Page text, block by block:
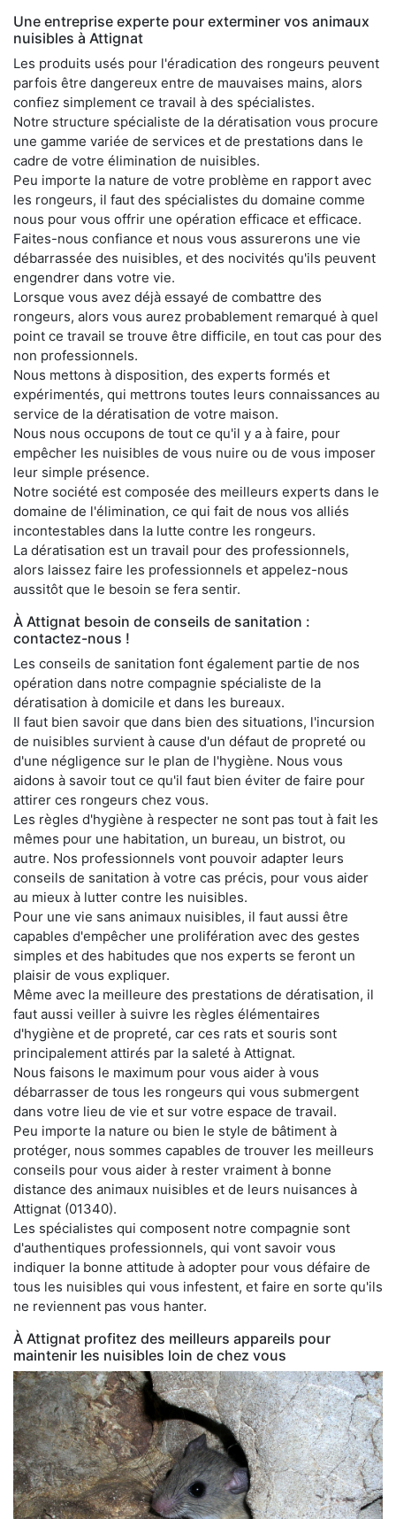
Une entreprise experte pour exterminer vos animaux
nuisibles à Attignat
Les produits usés pour l'éradication des rongeurs peuvent
parfois être dangereux entre de mauvaises mains, alors
confiez simplement ce travail à des spécialistes.
Notre structure spécialiste de la dératisation vous procure
une gamme variée de services et de prestations dans le
cadre de votre élimination de nuisibles.
Peu importe la nature de votre problème en rapport avec
les rongeurs, il faut des spécialistes du domaine comme
nous pour vous offrir une opération efficace et efficace.
Faites-nous confiance et nous vous assurerons une vie
débarrassée des nuisibles, et des nocivités qu'ils peuvent
engendrer dans votre vie.
Lorsque vous avez déjà essayé de combattre des
rongeurs, alors vous aurez probablement remarqué à quel
point ce travail se trouve être difficile, en tout cas pour des
non professionnels.
Nous mettons à disposition, des experts formés et
expérimentés, qui mettrons toutes leurs connaissances au
service de la dératisation de votre maison.
Nous nous occupons de tout ce qu'il y a à faire, pour
empêcher les nuisibles de vous nuire ou de vous imposer
leur simple présence.
Notre société est composée des meilleurs experts dans le
domaine de l'élimination, ce qui fait de nous vos alliés
incontestables dans la lutte contre les rongeurs.
La dératisation est un travail pour des professionnels,
alors laissez faire les professionnels et appelez-nous
aussitôt que le besoin se fera sentir.
À Attignat besoin de conseils de sanitation :
contactez-nous !
Les conseils de sanitation font également partie de nos
opération dans notre compagnie spécialiste de la
dératisation à domicile et dans les bureaux.
Il faut bien savoir que dans bien des situations, l'incursion
de nuisibles survient à cause d'un défaut de propreté ou
d'une négligence sur le plan de l'hygiène. Nous vous
aidons à savoir tout ce qu'il faut bien éviter de faire pour
attirer ces rongeurs chez vous.
Les règles d'hygiène à respecter ne sont pas tout à fait les
mêmes pour une habitation, un bureau, un bistrot, ou
autre. Nos professionnels vont pouvoir adapter leurs
conseils de sanitation à votre cas précis, pour vous aider
au mieux à lutter contre les nuisibles.
Pour une vie sans animaux nuisibles, il faut aussi être
capables d'empêcher une prolifération avec des gestes
simples et des habitudes que nos experts se feront un
plaisir de vous expliquer.
Même avec la meilleure des prestations de dératisation, il
faut aussi veiller à suivre les règles élémentaires
d'hygiène et de propreté, car ces rats et souris sont
principalement attirés par la saleté à Attignat.
Nous faisons le maximum pour vous aider à vous
débarrasser de tous les rongeurs qui vous submergent
dans votre lieu de vie et sur votre espace de travail.
Peu importe la nature ou bien le style de bâtiment à
protéger, nous sommes capables de trouver les meilleurs
conseils pour vous aider à rester vraiment à bonne
distance des animaux nuisibles et de leurs nuisances à
Attignat (01340).
Les spécialistes qui composent notre compagnie sont
d'authentiques professionnels, qui vont savoir vous
indiquer la bonne attitude à adopter pour vous défaire de
tous les nuisibles qui vous infestent, et faire en sorte qu'ils
ne reviennent pas vous hanter.
À Attignat profitez des meilleurs appareils pour
maintenir les nuisibles loin de chez vous